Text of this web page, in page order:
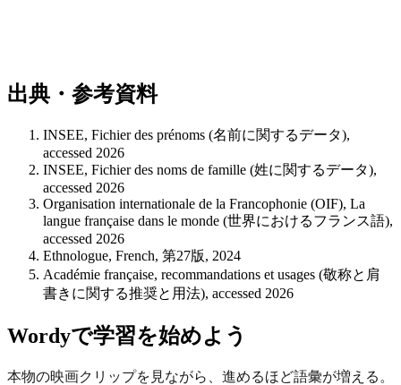
出典・参考資料
INSEE, Fichier des prénoms (名前に関するデータ),
accessed 2026
INSEE, Fichier des noms de famille (姓に関するデータ),
accessed 2026
Organisation internationale de la Francophonie (OIF), La
langue française dans le monde (世界におけるフランス語),
accessed 2026
Ethnologue, French, 第27版, 2024
Académie française, recommandations et usages (敬称と肩
書きに関する推奨と用法), accessed 2026
Wordyで学習を始めよう
本物の映画クリップを見ながら、進めるほど語彙が増える。